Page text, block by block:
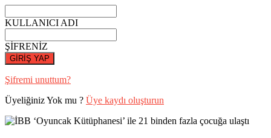
KULLANICI ADI
ŞİFRENİZ
GİRİŞ YAP
Şifremi unuttum?
Üyeliğiniz Yok mu ? Üye kaydı oluşturun